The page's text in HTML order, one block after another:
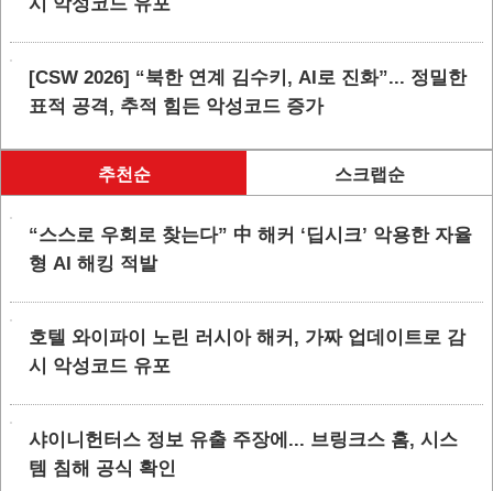
[CSW 2026] “북한 연계 김수키, AI로 진화”... 정밀한
표적 공격, 추적 힘든 악성코드 증가
추천순 스크랩순
“스스로 우회로 찾는다” 中 해커 ‘딥시크’ 악용한 자율
형 AI 해킹 적발
호텔 와이파이 노린 러시아 해커, 가짜 업데이트로 감
시 악성코드 유포
샤이니헌터스 정보 유출 주장에... 브링크스 홈, 시스
템 침해 공식 확인